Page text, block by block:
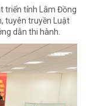
triển tỉnh Lâm Đồng
tuyên truyền Luật
dẫn thi hành.